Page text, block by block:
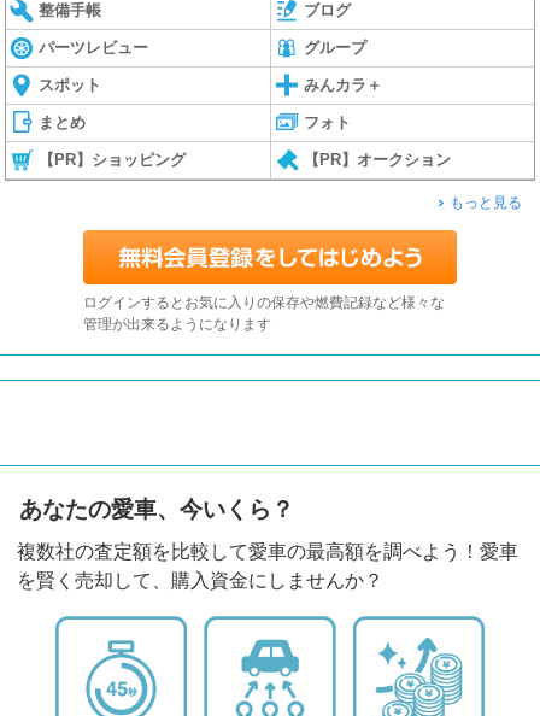
整備手帳 ブログ
パーツレビュー グループ
スポット みんカラ＋
まとめ フォト
【PR】ショッピング 【PR】オークション
もっと見る
ログインするとお気に入りの保存や燃費記録など様々な
管理が出来るようになります
あなたの愛車、今いくら？
複数社の査定額を比較して愛車の最高額を調べよう！愛車
を賢く売却して、購入資金にしませんか？